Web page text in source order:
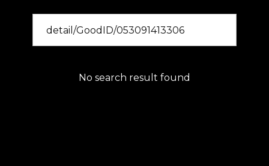
No search result found